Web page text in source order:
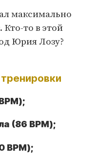
максимально
то в этой
Юрия Лозу?
(86 BPM);
BPM);